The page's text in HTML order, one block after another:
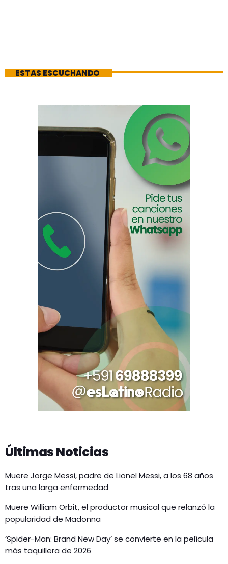
ESTAS ESCUCHANDO
Últimas Noticias
Muere Jorge Messi, padre de Lionel Messi, a los 68 años
tras una larga enfermedad
Muere William Orbit, el productor musical que relanzó la
popularidad de Madonna
‘Spider-Man: Brand New Day’ se convierte en la película
más taquillera de 2026